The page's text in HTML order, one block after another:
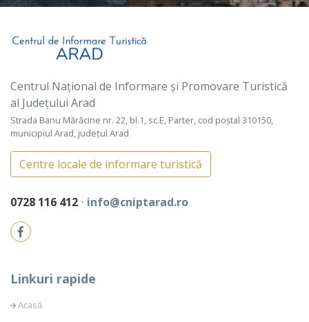
Centrul Național de Informare și Promovare Turistică
al Județului Arad
Strada Banu Mărăcine nr. 22, bl.1, sc.E, Parter, cod poștal 310150,
municipiul Arad, județul Arad
Centre locale de informare turistică
0728 116 412 ⋅ info@cniptarad.ro
Linkuri rapide
Acasă